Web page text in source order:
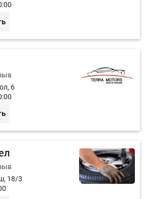
6
18/3